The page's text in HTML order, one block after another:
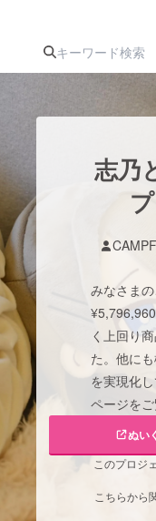
人気のプロ
ジェクト
注目のリ
ターン
注
ジ
アート・
テクノロ
映像・映画
ビジネス
まちづく
CAMPFIRE
志乃
みなさま
く上回り
た。他に
を実現化
ページをご
ぬい
このプロジ
こちらから